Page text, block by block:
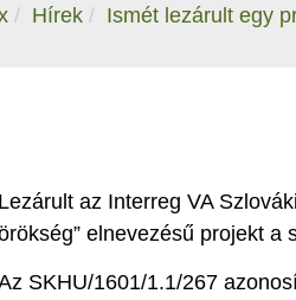
Hírek Ismét lezárult egy
Lezárult az Interreg VA
elnevezésű projekt a
SKHU/1601/1.1/267